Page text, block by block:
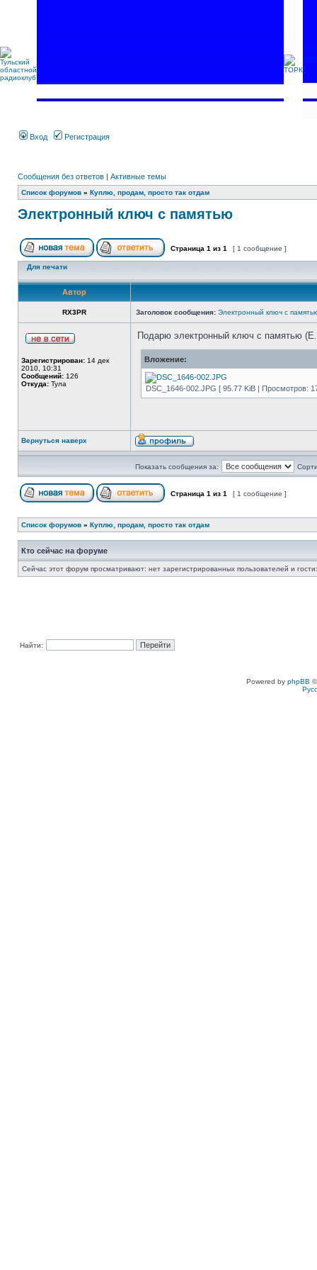
Вход Регистрация
Сообщения без ответов | Активные темы
Список форумов » Куплю, продам, просто так отдам
Электронный ключ с памятью
Страница 1 из 1 [ 1 сообщение ]
Для печати
Автор
RX3PR Заголовок сообщения: Электронный ключ с
Зарегистрирован: 14 дек
2010, 10:31
Сообщений: 126
Откуда: Тула
Подарю электронный ключ с памятью
Вложение:
DSC_1646-002.JPG [ 95.77 KiB | Просмотров:
Вернуться наверх
Показать сообщения за:
Страница 1 из 1 [ 1 сообщение ]
Список форумов » Куплю, продам, просто так отдам
Кто сейчас на форуме
Сейчас этот форум просматривают: нет зарегистрированных пользователей и
Найти:
Powered by phpBB